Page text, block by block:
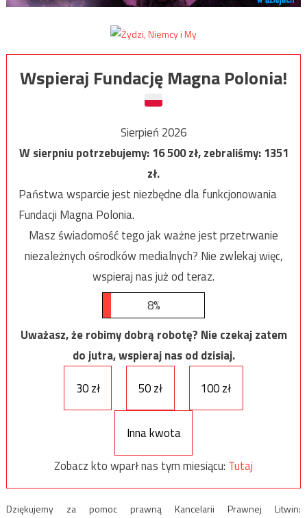
Wspieraj Fundację Magna Polonia!
Sierpień 2026
W sierpniu potrzebujemy:16 500zł, zebraliśmy:1351
zł.
Państwa wsparcie jest niezbędne dla funkcjonowania
Fundacji Magna Polonia.
Masz świadomość tego jak ważne jest przetrwanie
niezależnych ośrodków medialnych? Nie zwlekaj więc,
wspieraj nas już od teraz.
8%
Uważasz, że robimy dobrą robotę? Nie czekaj zatem
do jutra, wspieraj nas od dzisiaj.
30 zł
50 zł 100 zł
Inna kwota
Zobacz kto wparł nas tym miesiącu: Tutaj
Dziękujemy za pomoc prawną Kancelarii Prawnej Litwin: